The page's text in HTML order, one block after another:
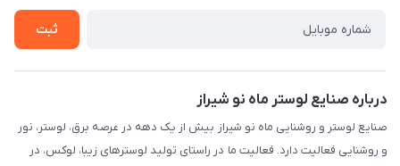
ثبت
درباره صنایع لوستر ماه نو شیراز
صنایع لوستر و روشنایی ماه نو شیراز بیش از یک دهه در عرصه برق، لوستر، نور
و روشنایی فعالیت دارد. فعالیت ما در راستای تولید لوسترهای زیبا، لوکس، در